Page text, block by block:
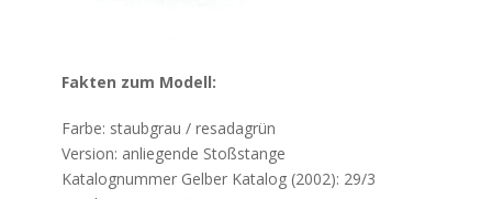
Fakten zum Modell:
Farbe: staubgrau / resadagrün
Version: anliegende Stoßstange
Katalognummer Gelber Katalog (2002): 29/3